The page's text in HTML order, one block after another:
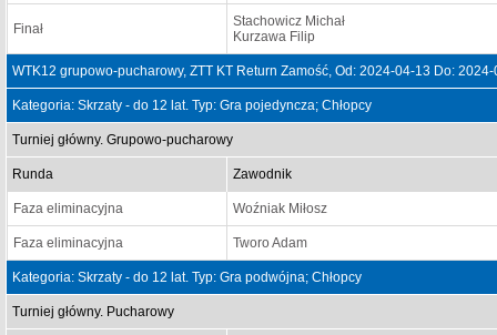
Finał
Stachowicz Michał
Kurzawa Filip
WTK12 grupowo-pucharowy, ZTT KT Return Zamość, Od: 2024-04-13 Do:
Kategoria: Skrzaty - do 12 lat. Typ: Gra pojedyncza; Chłopcy
Turniej główny. Grupowo-pucharowy
Runda Zawodnik
Faza eliminacyjna Woźniak Miłosz
Faza eliminacyjna Tworo Adam
Kategoria: Skrzaty - do 12 lat. Typ: Gra podwójna; Chłopcy
Turniej główny. Pucharowy